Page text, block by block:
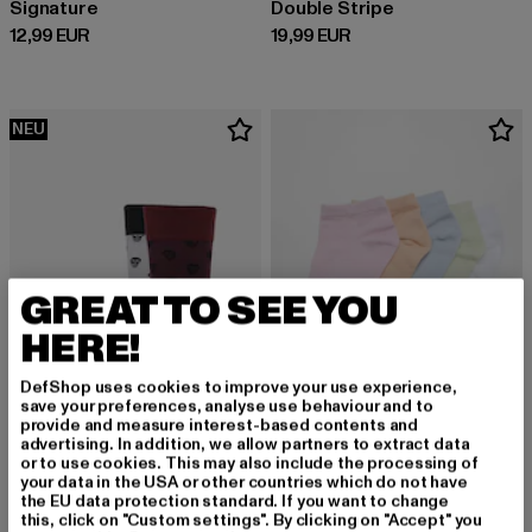
Signature
12,99 EUR
Derzeitiger Preis: 12,99 EUR
Double Stripe
19,99 EUR
Derzeitiger Preis: 19,99 EUR
NEU
URBAN CLASSICS
Skull Allover 2-Pack
11,95 EUR
Derzeitiger Preis: 11,95 EUR
URBAN CLASSICS
No Show
GREAT TO SEE YOU
HERE!
DefShop uses cookies to improve your use experience,
save your preferences, analyse use behaviour and to
provide and measure interest-based contents and
advertising. In addition, we allow partners to extract data
or to use cookies. This may also include the processing of
your data in the USA or other countries which do not have
the EU data protection standard. If you want to change
this, click on "Custom settings". By clicking on "Accept" you